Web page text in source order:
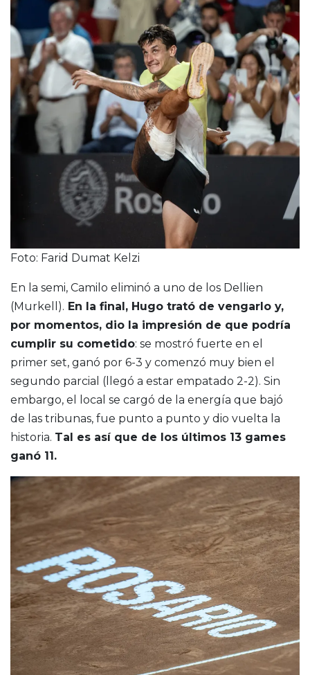
Foto: Farid Dumat Kelzi
En la semi, Camilo eliminó a uno de los Dellien
(Murkell). En la final, Hugo trató de vengarlo y,
por momentos, dio la impresión de que podría
cumplir su cometido: se mostró fuerte en el
primer set, ganó por 6-3 y comenzó muy bien el
segundo parcial (llegó a estar empatado 2-2). Sin
embargo, el local se cargó de la energía que bajó
de las tribunas, fue punto a punto y dio vuelta la
historia. Tal es así que de los últimos 13 games
ganó 11.